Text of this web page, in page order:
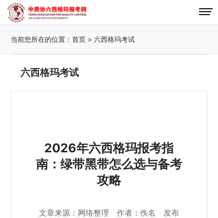
当前您所在的位置：首页 >六西格玛考试
六西格玛考试
2026年六西格玛报考指
南：绿带黑带怎么选与备考
攻略
文章来源：网络整理 作者：佚名 发布